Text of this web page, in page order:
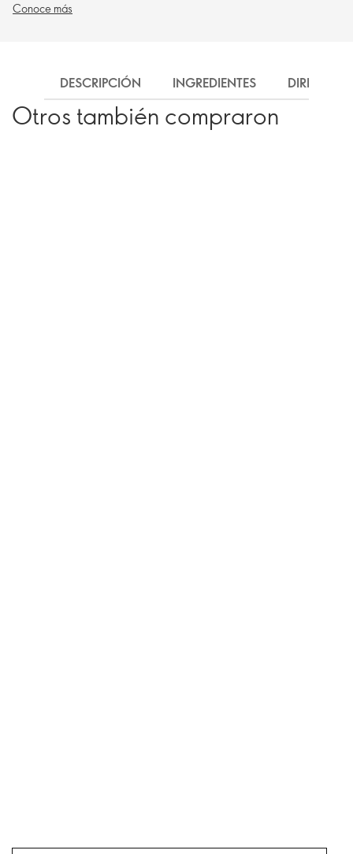
Conoce más
DESCRIPCIÓN INGREDIENTES
Otros también compraron